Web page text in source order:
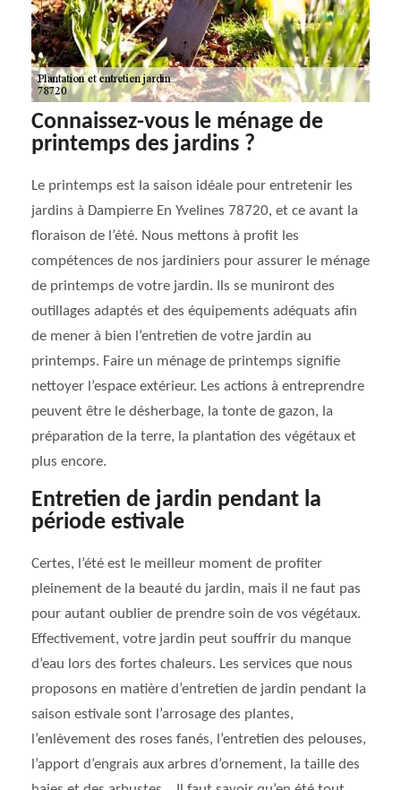
Connaissez-vous le ménage de
printemps des jardins ?
Le printemps est la saison idéale pour entretenir les
jardins à Dampierre En Yvelines 78720, et ce avant la
floraison de l’été. Nous mettons à profit les
compétences de nos jardiniers pour assurer le ménage
de printemps de votre jardin. Ils se muniront des
outillages adaptés et des équipements adéquats afin
de mener à bien l’entretien de votre jardin au
printemps. Faire un ménage de printemps signifie
nettoyer l’espace extérieur. Les actions à entreprendre
peuvent être le désherbage, la tonte de gazon, la
préparation de la terre, la plantation des végétaux et
plus encore.
Entretien de jardin pendant la
période estivale
Certes, l’été est le meilleur moment de profiter
pleinement de la beauté du jardin, mais il ne faut pas
pour autant oublier de prendre soin de vos végétaux.
Effectivement, votre jardin peut souffrir du manque
d’eau lors des fortes chaleurs. Les services que nous
proposons en matière d’entretien de jardin pendant la
saison estivale sont l’arrosage des plantes,
l’enlèvement des roses fanés, l’entretien des pelouses,
l’apport d’engrais aux arbres d’ornement, la taille des